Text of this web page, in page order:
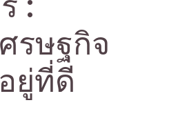
รษฐกิจ
ยู่ที่ดี